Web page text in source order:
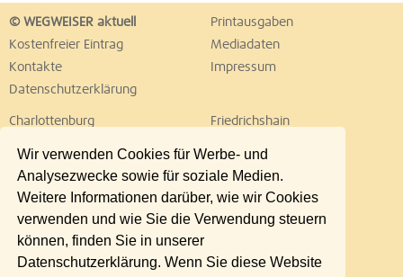
Wir verwenden Cookies für Werbe- und
Analysezwecke sowie für soziale Medien.
Weitere Informationen darüber, wie wir Cookies
verwenden und wie Sie die Verwendung steuern
können, finden Sie in unserer
Datenschutzerklärung. Wenn Sie diese Website
© WEGWEISER aktuell
Printausgaben
Kostenfreier Eintrag
Mediadaten
Kontakte
Impressum
Datenschutzerklärung
Charlottenburg
Friedrichshain
Lichtenberg
Marzahn
Neukölln
Pankow
Reinickendorf
Schöneberg